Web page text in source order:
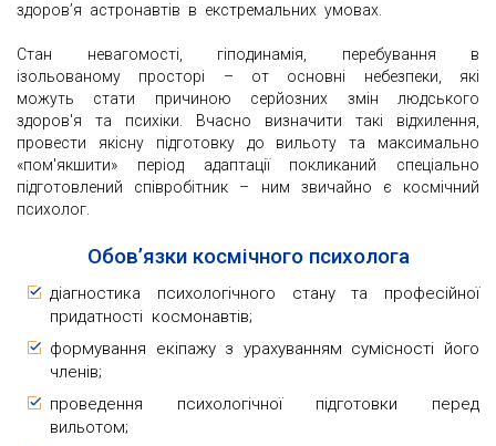
здоров’я астронавтів в екстремальних умовах.
Стан невагомості, гіподинамія, перебування в
ізольованому просторі – от основні небезпеки, які
можуть стати причиною серйозних змін людського
здоров'я та психіки. Вчасно визначити такі відхилення,
провести якісну підготовку до вильоту та максимально
«пом'якшити» період адаптації покликаний спеціально
підготовлений співробітник – ним звичайно є космічний
психолог.
Обов’язки космічного психолога
діагностика психологічного стану та професійної
придатності космонавтів;
формування екіпажу з урахуванням сумісності його
членів;
проведення психологічної підготовки перед
вильотом;